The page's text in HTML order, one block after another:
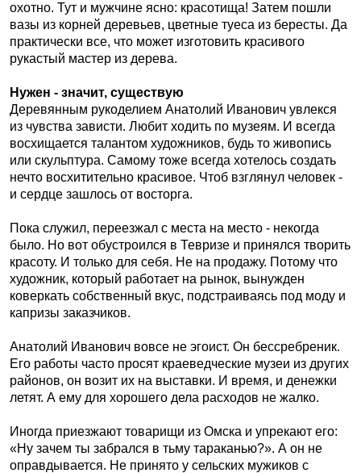
охотно. Тут и мужчине ясно: красотища! Затем пошли
вазы из корней деревьев, цветные туеса из бересты. Да
практически все, что может изготовить красивого
рукастый мастер из дерева.
Нужен - значит, существую
Деревянным рукоделием Анатолий Иванович увлекся
из чувства зависти. Любит ходить по музеям. И всегда
восхищается талантом художников, будь то живопись
или скульптура. Самому тоже всегда хотелось создать
нечто восхитительно красивое. Чтоб взглянул человек -
и сердце зашлось от восторга.
Пока служил, переезжал с места на место - некогда
было. Но вот обустроился в Тевризе и принялся творить
красоту. И только для себя. Не на продажу. Потому что
художник, который работает на рынок, вынужден
коверкать собственный вкус, подстраиваясь под моду и
капризы заказчиков.
Анатолий Иванович вовсе не эгоист. Он бессребреник.
Его работы часто просят краеведческие музеи из других
районов, он возит их на выставки. И время, и денежки
летят. А ему для хорошего дела расходов не жалко.
Иногда приезжают товарищи из Омска и упрекают его:
«Ну зачем ты забрался в тьму тараканью?». А он не
оправдывается. Не принято у сельских мужиков с